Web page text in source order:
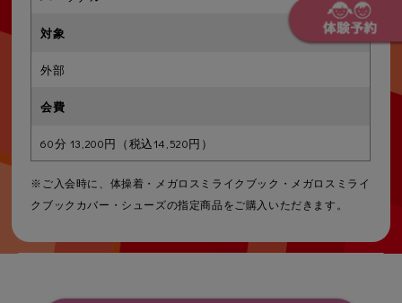
外部
60分 13,200円（税込14,520円）
※ご入会時に、体操着・メガロスミライクブック・メガロスミライ
クブックカバー・シューズの指定商品をご購入いただきます。